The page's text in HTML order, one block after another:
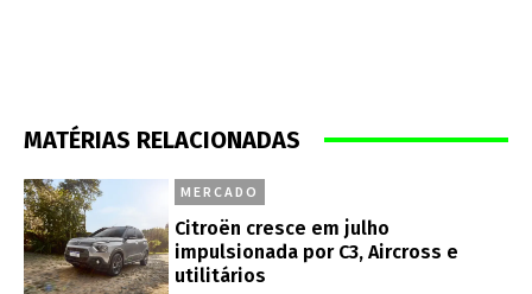
MATÉRIAS RELACIONADAS
MERCADO
Citroën cresce em julho
impulsionada por C3, Aircross e
utilitários